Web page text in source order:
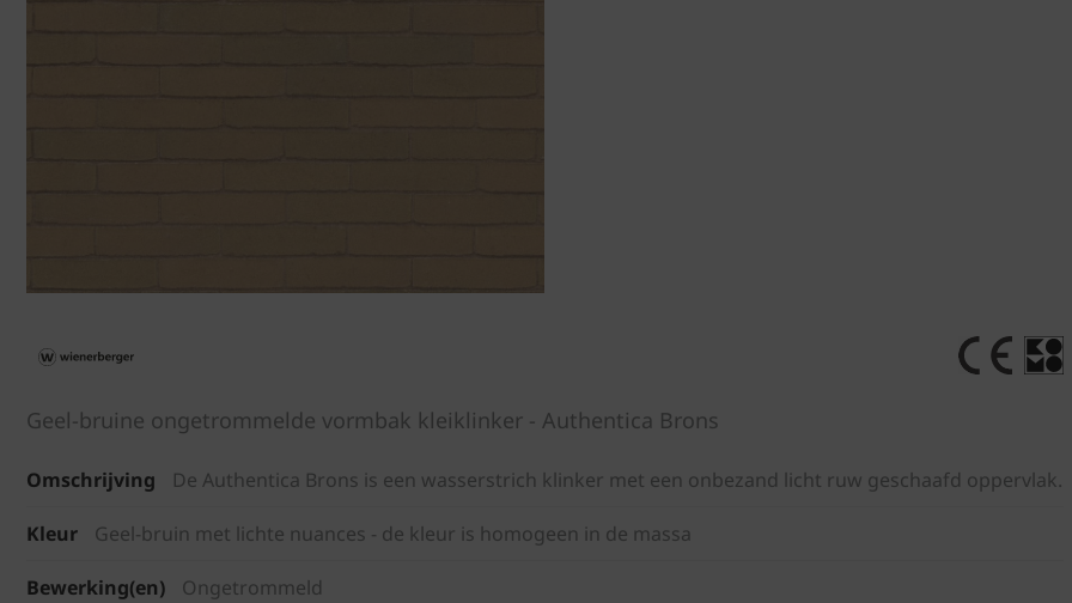
Geel-bruine ongetrommelde vormbak kleiklinker - Authentica Brons
Omschrijving De Authentica Brons is een wasserstrich klinker met een onbezand licht ruw geschaafd oppervlak.
Kleur Geel-bruin met lichte nuances - de kleur is homogeen in de massa
Bewerking(en) Ongetrommeld